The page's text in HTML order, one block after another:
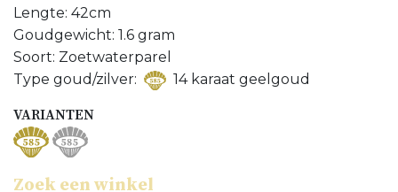
Bijpassend oorbellen bekijken
Meer Colliers bekijken
Meer Zoetwaterparel sieraden bekijken
Lengte: 42cm
Goudgewicht: 1.6 gram
Soort: Zoetwaterparel
Type goud/zilver:
14 karaat geelgoud
VARIANTEN
Zoek een winkel